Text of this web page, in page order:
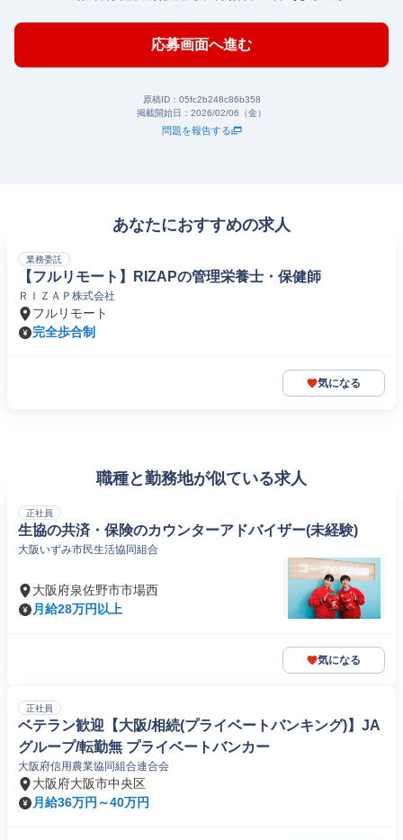
応募画面へ進む
原稿ID： 05fc2b248c86b358
掲載開始日： 2026/02/06（金）
問題を報告する
あなたにおすすめの求人
業務委託
【フルリモート】RIZAPの管理栄養士・保健師
ＲＩＺＡＰ株式会社
フルリモート
完全歩合制
気になる
職種と勤務地が似ている求人
正社員
生協の共済・保険のカウンターアドバイザー(未経験)
大阪いずみ市民生活協同組合
大阪府泉佐野市市場西
月給28万円以上
気になる
正社員
ベテラン歓迎【大阪/相続(プライベートバンキング)】JA
グループ/転勤無 プライベートバンカー
大阪府信用農業協同組合連合会
大阪府大阪市中央区
月給36万円～40万円